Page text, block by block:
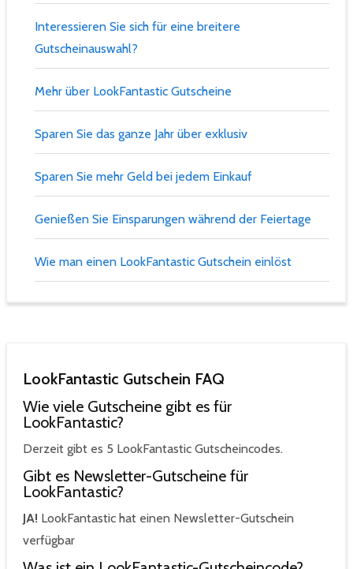
Interessieren Sie sich für eine breitere
Gutscheinauswahl?
Mehr über LookFantastic Gutscheine
Sparen Sie das ganze Jahr über exklusiv
Sparen Sie mehr Geld bei jedem Einkauf
Genießen Sie Einsparungen während der Feiertage
Wie man einen LookFantastic Gutschein einlöst
LookFantastic Gutschein FAQ
Wie viele Gutscheine gibt es für
LookFantastic?
Derzeit gibt es 5 LookFantastic Gutscheincodes.
Gibt es Newsletter-Gutscheine für
LookFantastic?
JA! LookFantastic hat einen Newsletter-Gutschein
verfügbar